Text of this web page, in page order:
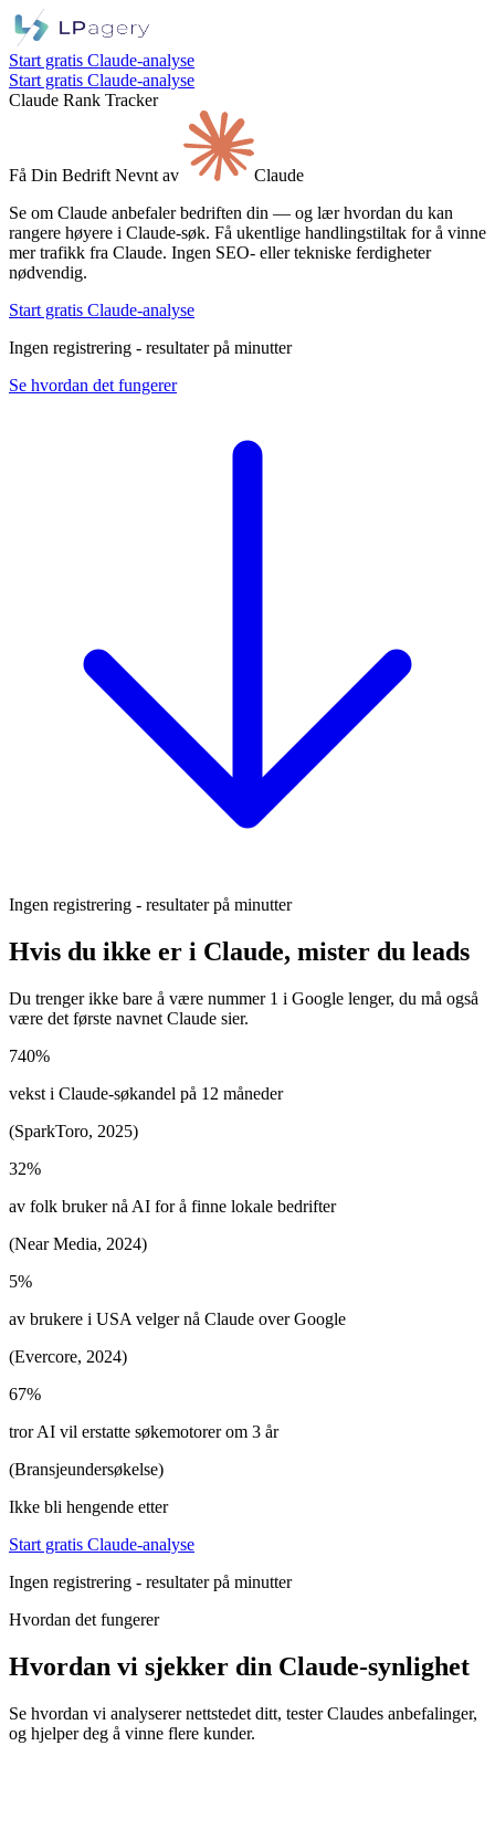
Start gratis Claude-analyse
Start gratis Claude-analyse
Claude Rank Tracker
Få Din Bedrift Nevnt av
Claude
Se om Claude anbefaler bedriften din — og lær hvordan du kan
rangere høyere i Claude-søk. Få ukentlige handlingstiltak for å vinne
mer trafikk fra Claude. Ingen SEO- eller tekniske ferdigheter
nødvendig.
Start gratis Claude-analyse
Ingen registrering - resultater på minutter
Se hvordan det fungerer
Ingen registrering - resultater på minutter
Hvis du ikke er i Claude, mister du leads
Du trenger ikke bare å være nummer 1 i Google lenger, du må også
være det første navnet Claude sier.
740%
vekst i Claude-søkandel på 12 måneder
(SparkToro, 2025)
32%
av folk bruker nå AI for å finne lokale bedrifter
(Near Media, 2024)
5%
av brukere i USA velger nå Claude over Google
(Evercore, 2024)
67%
tror AI vil erstatte søkemotorer om 3 år
(Bransjeundersøkelse)
Ikke bli hengende etter
Start gratis Claude-analyse
Ingen registrering - resultater på minutter
Hvordan det fungerer
Hvordan vi sjekker din Claude-synlighet
Se hvordan vi analyserer nettstedet ditt, tester Claudes anbefalinger,
og hjelper deg å vinne flere kunder.